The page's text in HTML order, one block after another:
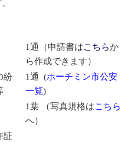
1通（申請書はこちらか
ら作成できます）
紛
1通 (ホーチミン市公安
一覧)
1葉 （写真規格はこちら
へ）
証